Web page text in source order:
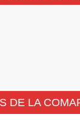
DE LA